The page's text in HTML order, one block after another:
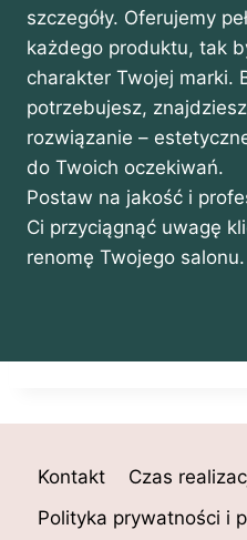
szczegóły. Oferujemy
każdego produktu, tak
charakter Twojej marki.
potrzebujesz,
rozwiązanie –
do Twoich oczekiwań.
Postaw na jakość i
Ci przyciągnąć uwagę
renomę Twojego salonu.
Kontakt
Czas
Polityka prywatności i